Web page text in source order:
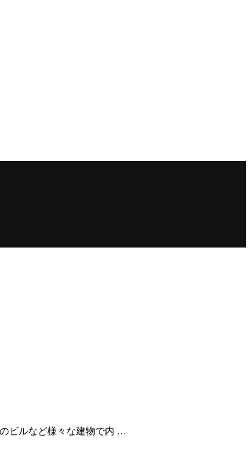
ビルなど様々な建物で内 …